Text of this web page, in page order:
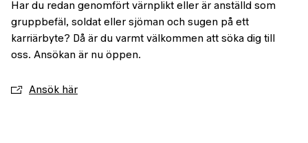
Har du redan genomfört värnplikt eller är anställd som
gruppbefäl, soldat eller sjöman och sugen på ett
karriärbyte? Då är du varmt välkommen att söka dig till
oss. Ansökan är nu öppen.
Ansök här